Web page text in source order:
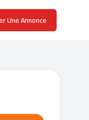
Une Annonce